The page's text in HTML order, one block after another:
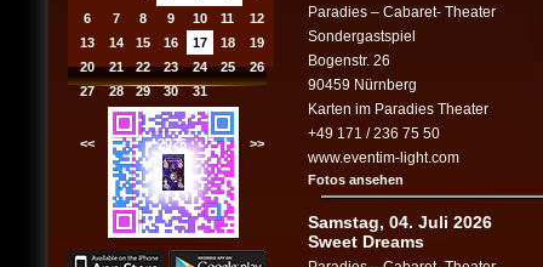
6
7 8 9 10 11
12
13
14 15 16 17 18
19
20
21 22 23 24 25
26
27
28 29 30 31
<< 2026 >>
Paradies – Cabaret- Theater
Sondergastspiel
Bogenstr. 26
90459 Nürnberg
Karten im Paradies Theater
+49 171 / 236 75 50
www.eventim-light.com
Fotos ansehen
Samstag, 04. Juli 2026
Sweet Dreams